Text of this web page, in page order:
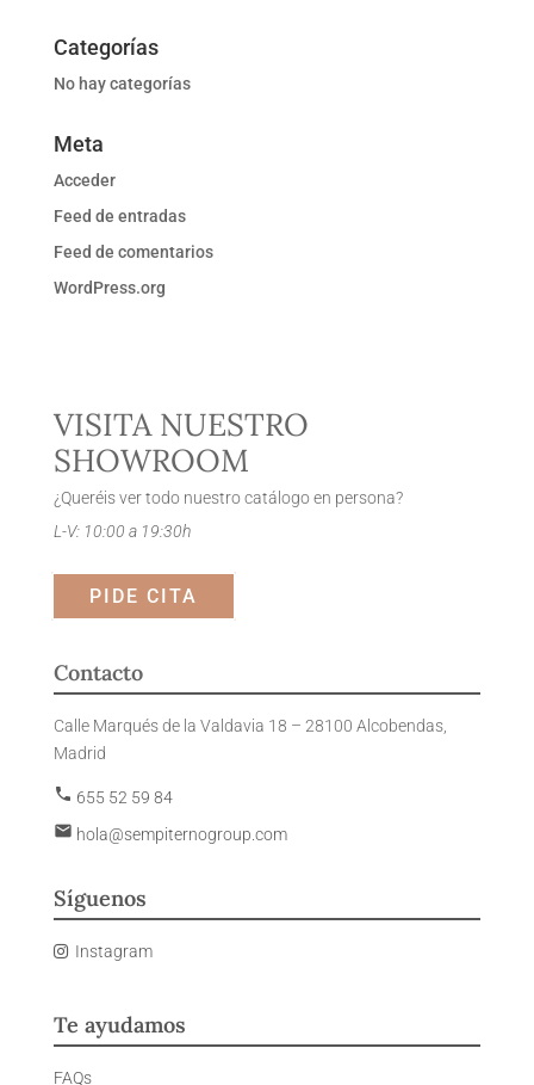
Categorías
No hay categorías
Meta
Acceder
Feed de entradas
Feed de comentarios
WordPress.org
VISITA NUESTRO
SHOWROOM
¿Queréis ver todo nuestro catálogo en persona?
L-V: 10:00 a 19:30h
PIDE CITA
Contacto
Calle Marqués de la Valdavia 18 – 28100 Alcobendas,
Madrid
phone 655 52 59 84
email hola@sempiternogroup.com
Síguenos
Instagram
Te ayudamos
FAQs